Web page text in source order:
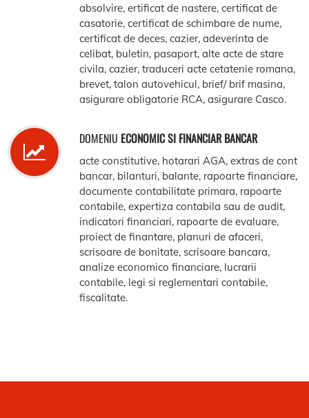
absolvire, ertificat de nastere, certificat de
casatorie, certificat de schimbare de nume,
certificat de deces, cazier, adeverinta de
celibat, buletin, pasaport, alte acte de stare
civila, cazier, traduceri acte cetatenie romana,
brevet, talon autovehicul, brief/ brif masina,
asigurare obligatorie RCA, asigurare Casco.
DOMENIU ECONOMIC SI FINANCIAR BANCAR
acte constitutive, hotarari AGA, extras de cont
bancar, bilanturi, balante, rapoarte financiare,
documente contabilitate primara, rapoarte
contabile, expertiza contabila sau de audit,
indicatori financiari, rapoarte de evaluare,
proiect de finantare, planuri de afaceri,
scrisoare de bonitate, scrisoare bancara,
analize economico financiare, lucrarii
contabile, legi si reglementari contabile,
fiscalitate.